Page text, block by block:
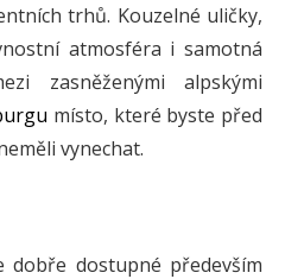
trhů. Kouzelné uličky,
atmosféra i samotná
zasněženými alpskými
místo, které byste před
vynechat.
dobře dostupné především